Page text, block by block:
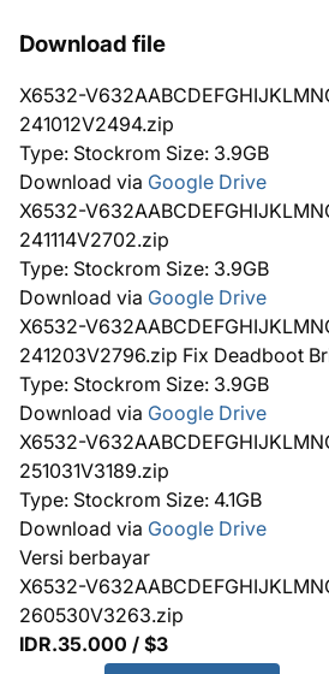
Download file
X6532-
241012V2494.zip
Type: Stockrom Size: 3.9GB
Download via Google Drive
X6532-
241114V2702.zip
Type: Stockrom Size: 3.9GB
Download via Google Drive
X6532-
241203V2796.zip Fix Deadboot
Type: Stockrom Size: 3.9GB
Download via Google Drive
X6532-
251031V3189.zip
Type: Stockrom Size: 4.1GB
Download via Google Drive
Versi berbayar
X6532-
260530V3263.zip
IDR.35.000 / $3